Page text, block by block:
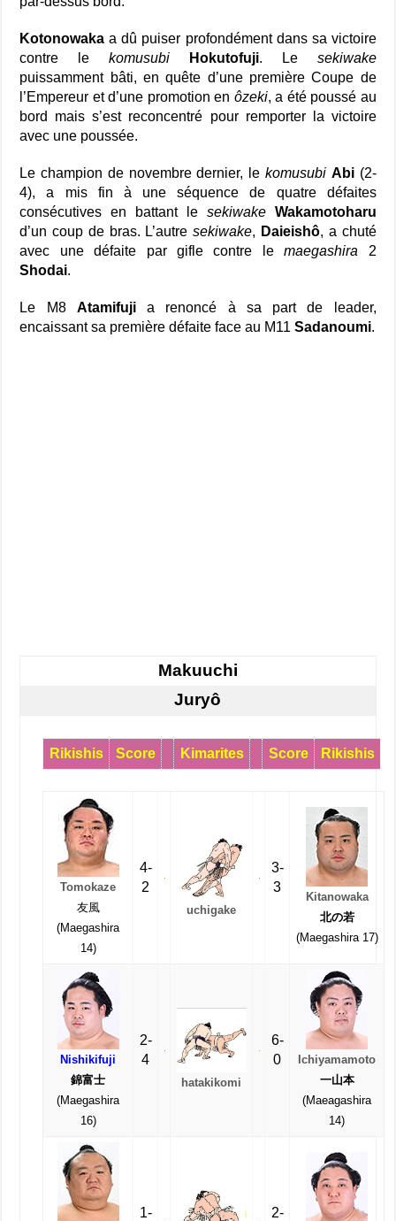
Kotonowaka a dû puiser profondément dans sa victoire
contre lekomusubi Hokutofuji. Le sekiwake
puissamment bâti, en quête d’une première Coupe de
l’Empereur et d’une promotion en ôzeki, a été poussé au
bord mais s’est reconcentré pour remporter la victoire
avec une poussée.
Le champion de novembre dernier, lekomusubi Abi(2-
4), a mis fin à une séquence de quatre défaites
consécutives en battant le sekiwake Wakamotoharu
d’un coup de bras. L’autresekiwake, Daieishô, a chuté
avec une défaite par gifle contre lemaegashira 2
Shodai.
Le M8 Atamifujia renoncé à sa part de leader,
encaissant sa première défaite face au M11Sadanoumi.
Makuuchi
Juryô
Rikishis Score Kimarites Score Rikishis
Tomokaze
友風
(Maegashira
14)
4-
2
uchigake
3-
3
Kitanowaka
北の若
(Maegashira 17)
Nishikifuji
錦富士
(Maegashira
16)
2-
4
hatakikomi
6-
0
Ichiyamamoto
一山本
(Maeagashira
14)
1-
2-